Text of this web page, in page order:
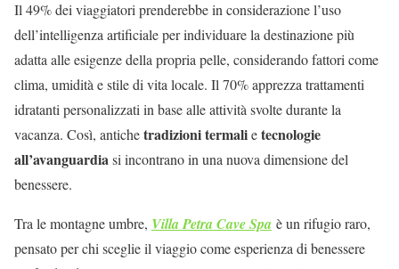
Il 49% dei viaggiatori prenderebbe in considerazione l’uso
dell’intelligenza artificiale per individuare la destinazione più
adatta alle esigenze della propria pelle, considerando fattori come
clima, umidità e stile di vita locale. Il 70% apprezza trattamenti
idratanti personalizzati in base alle attività svolte durante la
vacanza. Così, antichetradizioni termalietecnologie
all’avanguardiasi incontrano in una nuova dimensione del
benessere.
Tra le montagne umbre, Villa Petra Cave Spa è un rifugio raro,
pensato per chi sceglie il viaggio come esperienza di benessere